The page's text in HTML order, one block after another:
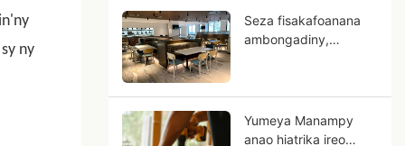
ny
hazo matanjaka
kokoa?
Seza fisakafoanana
ambongadiny,
hoavin'ny orinasanao?
Yumeya Manampy
anao hiatrika ireo